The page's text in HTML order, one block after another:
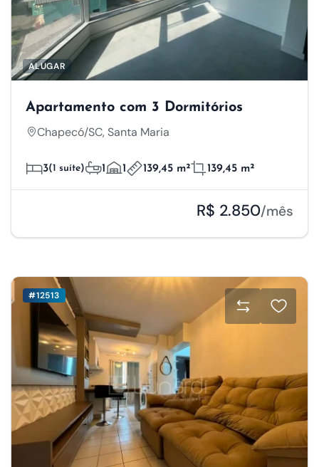
ALUGAR
Apartamento com 3 Dormitórios
Chapecó/SC, Santa Maria
3(1 suíte) 1 1 139,45 m² 139,45 m²
R$ 2.850/mês
#12513